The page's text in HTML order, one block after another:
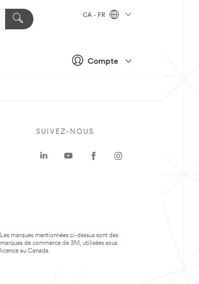
Compte
CA - FR
SUIVEZ-NOUS
Les marques mentionnées ci-dessus sont des
marques de commerce de 3M, utilisées sous
licence au Canada.